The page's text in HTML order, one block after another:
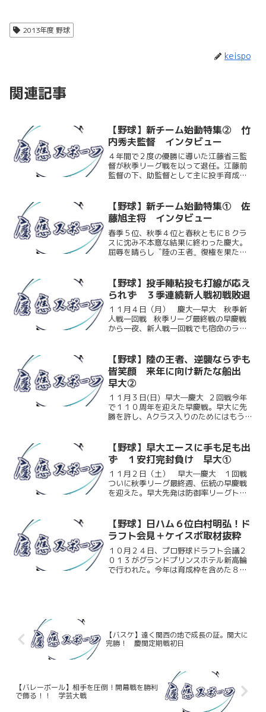
2013年度 野球
keispo
関連記事
【野球】新チーム始動特集② 竹
内秀夫監督 インタビュー
４年間で２度の優勝に導いた江藤省三監
督が秋季リーグ戦を以って退任。江藤前
監督の下、助監督として主に投手育成を
ケイスポでは『新チーム始動特集第２
弾』として竹内新監督にイン...
【野球】新チーム始動特集① 佐
藤旭主将 インタビュー
春季５位、秋季４位と春秋ともにＢクラ
スに沈み不本意な結果に終わった慶大。
屈辱を晴らし〝陸の王者〟復権を果たす
藤旭（商３）。走・攻・守３拍子揃った
外野手だ。チームリーダー...
【野球】投手陣粘投も打線が応え
られず ３季連続新人戦初戦敗退
１１月４日（月） 慶大―早大 秋季新
人戦一回戦 秋季リーグ最終戦の早慶戦
から一夜、新人戦一回戦でも宿命のライ
発の好投が光り、白熱の投手戦が展開さ
れる。だが６回表、三宮...
【野球】陸の王者、逆襲ならずも
皆笑顔 来年に向け新たな船出
早大②
１１月３日(日) 早大―慶大 ２回戦今年
で１１０周年を迎えた早慶戦。早大に先
勝を許し、Aクラス入りのためにはもう負
がる。しかし序盤から早大打線に捕まり
６失点。頼みの...
【野球】早大エースに手も足も出
ず １安打完封負け 早大①
１１月２日（土） 早大―慶大 １回戦
ついに秋季リーグ最終週、伝統の早慶戦
を迎えた。早大先発は防御率リーグトッ
白村（商４）もピンチを最少失点で切り
抜けるが、今日の有原の前...
【野球】日ハム６位白村明弘！ド
ラフト会見＋ケイスポ取材抜粋
１０月２４日、プロ野球ドラフト会議２
０１３がグランドプリンスホテル新高輪
で行われた。今年は育成枠を含めた８９
【バスケ】遠く関西の地で成長の証。関大に
完勝！ 慶関定期戦初日
【バレーボール】相手を圧倒！開幕戦を勝利
で飾る！！ 学芸大戦